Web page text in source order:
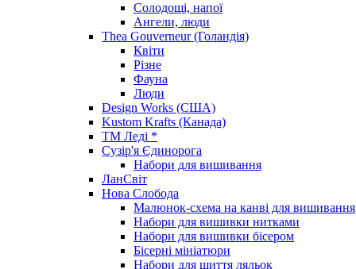
Солодощі, напої
Ангели, люди
Thea Gouverneur (Голандія)
Квіти
Різне
Фауна
Люди
Design Works (США)
Kustom Krafts (Канада)
ТМ Леді *
Сузір'я Єдинорога
Набори для вишивання
ЛанСвіт
Нова Слобода
Малюнок-схема на канві для вишивання
Набори для вишивки нитками
Набори для вишивки бісером
Бісерні мініатюри
Набори для шиття ляльок